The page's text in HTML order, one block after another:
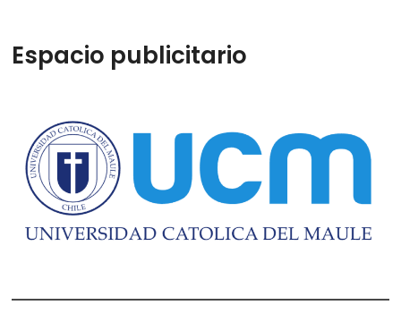
Espacio publicitario